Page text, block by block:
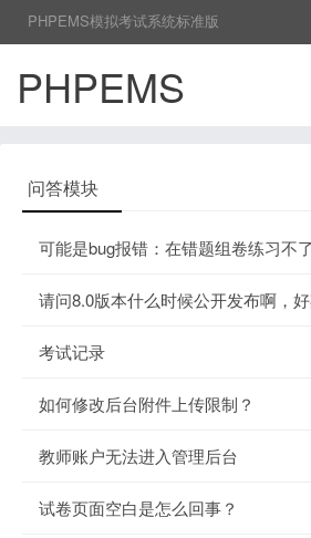
PHPEMS模拟考试系统标准版
PHPEMS
问答模块
可能是bug报错：在错题组卷练习不
请问8.0版本什么时候公开发布啊，好
考试记录
如何修改后台附件上传限制？
教师账户无法进入管理后台
试卷页面空白是怎么回事？